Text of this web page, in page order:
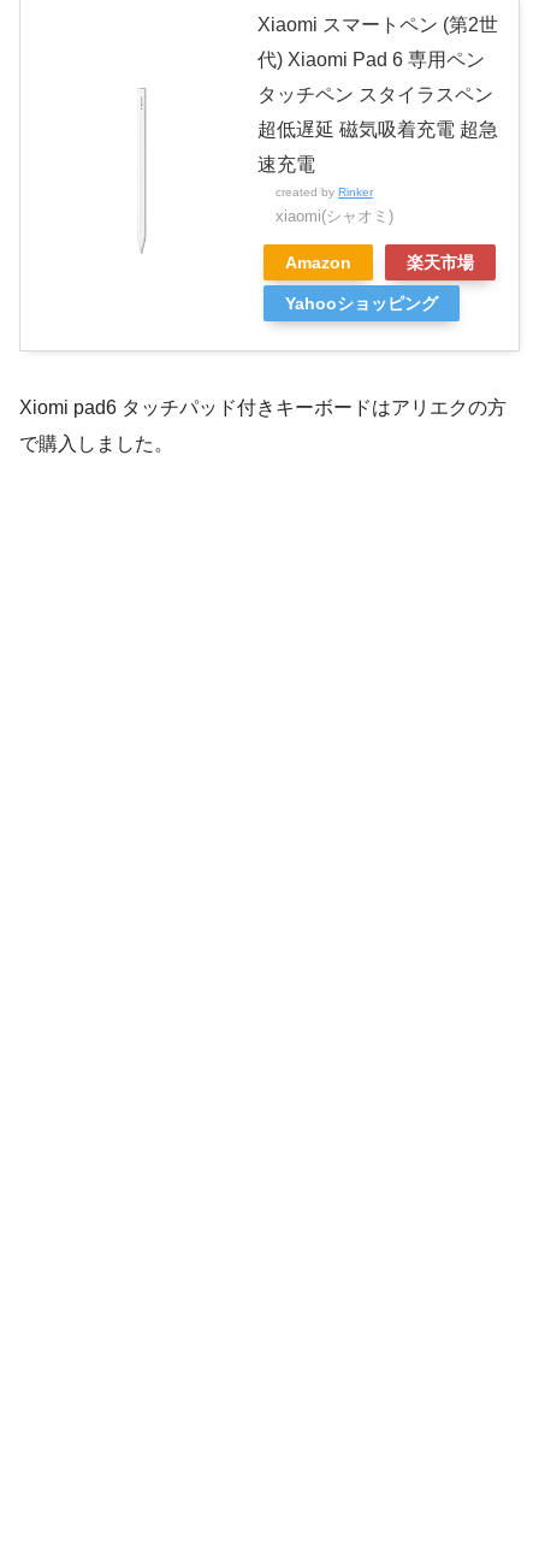
Xiaomi スマートペン (第2世
代) Xiaomi Pad 6 専用ペン
タッチペン スタイラスペン
超低遅延 磁気吸着充電 超急
速充電
created by Rinker
xiaomi(シャオミ)
Amazon 楽天市場
Yahooショッピング
Xiomi pad6 タッチパッド付きキーボードはアリエクの方
で購入しました。